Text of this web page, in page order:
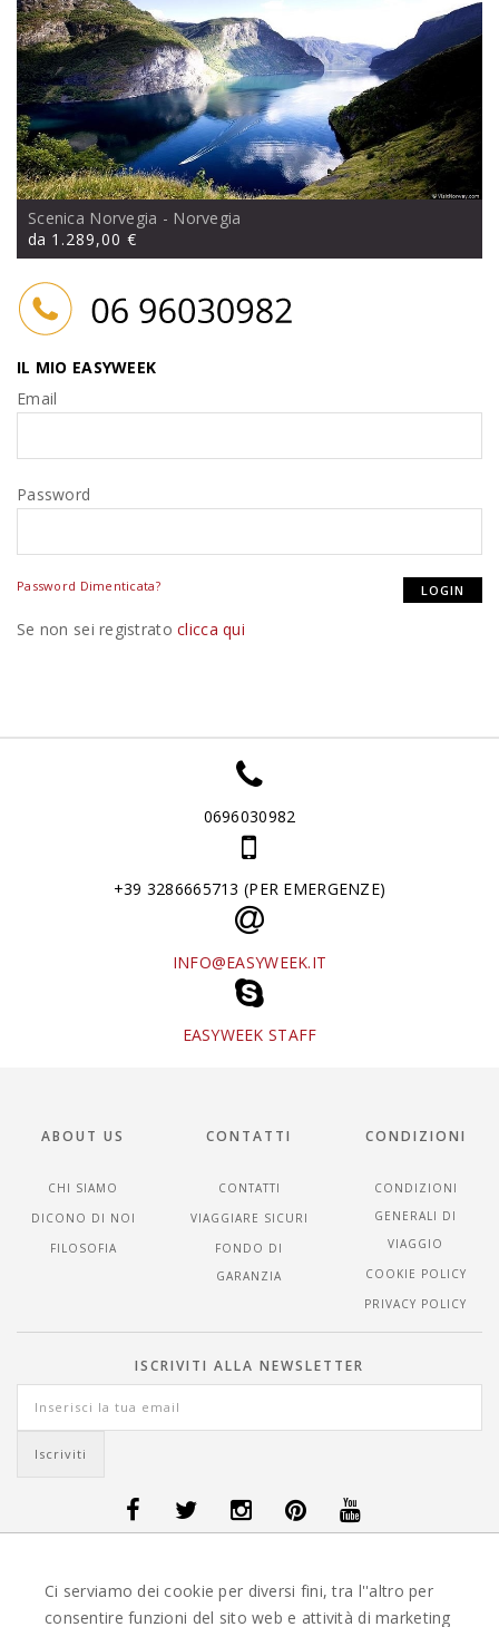
Scenica Norvegia - Norvegia
da 1.289,00 €
IL MIO EASYWEEK
Email
Password
Password Dimenticata?
Se non sei registratoclicca qui
0696030982
+39 3286665713 (PER EMERGENZE)
INFO@EASYWEEK.IT
EASYWEEK STAFF
ABOUT US
CHI SIAMO
DICONO DI NOI
FILOSOFIA
CONTATTI
CONTATTI
VIAGGIARE SICURI
FONDO DI
GARANZIA
CONDIZIONI
CONDIZIONI
GENERALI DI
VIAGGIO
COOKIE POLICY
PRIVACY POLICY
ISCRIVITI ALLA NEWSLETTER
VIAGGI GUATEMALA -OFFERTE VIAGGI ISLANDA -OFFERTE VIAGGI
OFFERTE VIAGGI MAURITIUS OFFERTE VIAGGI MESSICO
Ci serviamo dei cookie per diversi fini, tra l''altro per
consentire funzioni del sito web e attività di marketing